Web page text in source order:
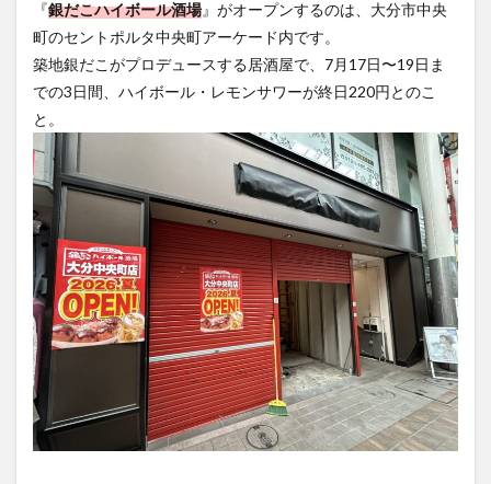
『銀だこハイボール酒場』がオープンするのは、大分市中央
町のセントポルタ中央町アーケード内です。
築地銀だこがプロデュースする居酒屋で、7月17日〜19日ま
での3日間、ハイボール・レモンサワーが終日220円とのこ
と。